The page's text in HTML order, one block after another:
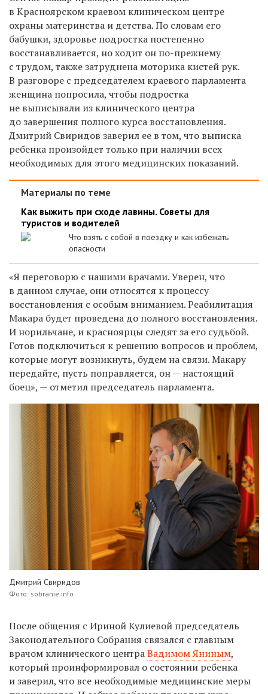
в Красноярском краевом клиническом центре
охраны материнства и детства. По словам его
бабушки, здоровье подростка постепенно
восстанавливается, но ходит он по-прежнему
с трудом, также затруднена моторика кистей рук.
В разговоре с председателем краевого парламента
женщина попросила, чтобы подростка
не выписывали из клинического центра
до завершения полного курса восстановления.
Дмитрий Свиридов заверил ее в том, что выписка
ребенка произойдет только при наличии всех
необходимых для этого медицинских показаний.
Материалы по теме
Как выжить при сходе лавины. Советы для
туристов и водителей
Что взять с собой в поездку и как избежать
опасности
«Я переговорю с нашими врачами. Уверен, что
в данном случае, они относятся к процессу
восстановления с особым вниманием. Реабилитация
Макара будет проведена до полного восстановления.
И норильчане, и красноярцы следят за его судьбой.
Готов подключиться к решению вопросов и проблем,
которые могут возникнуть, будем на связи. Макару
передайте, пусть поправляется, он — настоящий
боец», — отметил председатель парламента.
Дмитрий Свиридов
Фото: sobranie.info
После общения с Ириной Кулиевой председатель
Законодательного Собрания связался с главным
врачом клинического центраВадимом Яниным,
который проинформировал о состоянии ребенка
и заверил, что все необходимые медицинские меры